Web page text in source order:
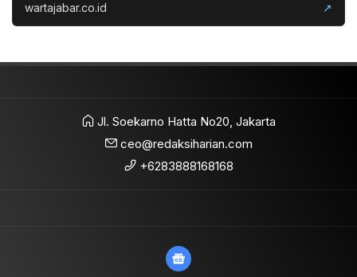
wartajabar.co.id ↗
Jl. Soekarno Hatta No20, Jakarta
ceo@redaksiharian.com
+6283888168168